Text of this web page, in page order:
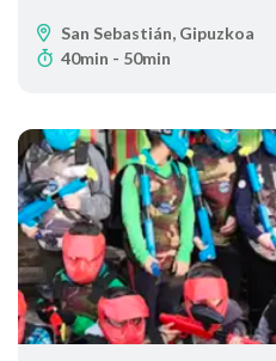
San Sebastián, Gipuzkoa
40min - 50min